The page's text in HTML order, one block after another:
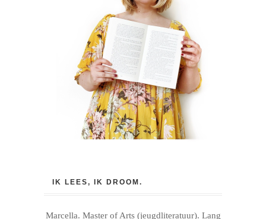
IK LEES, IK DROOM.
Marcella. Master of Arts (jeugdliteratuur). Lang